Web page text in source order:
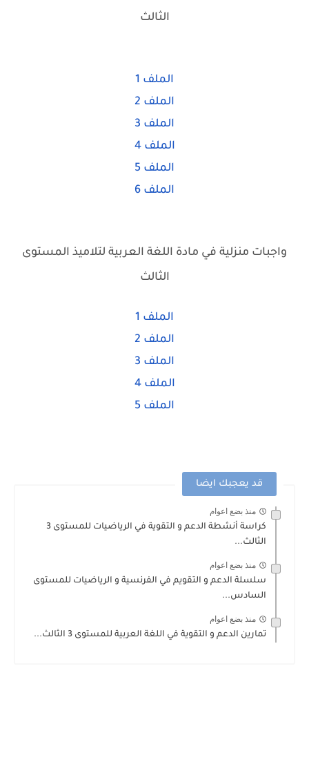
الثالث
الملف 1
الملف 2
الملف 3
الملف4
الملف 5
الملف 6
واجبات منزلية في مادة اللغة العربية لتلاميذ المستوى
الثالث
الملف 1
الملف 2
الملف 3
الملف 4
الملف 5
قد يعجبك ايضا
منذ بضع اعوام
كراسة أنشطة الدعم و التقوية في الرياضيات للمستوى 3
الثالث...
منذ بضع اعوام
سلسلة الدعم و التقويم في الفرنسية و الرياضيات للمستوى
السادس...
منذ بضع اعوام
تمارين الدعم و التقوية في اللغة العربية للمستوى 3 الثالث...